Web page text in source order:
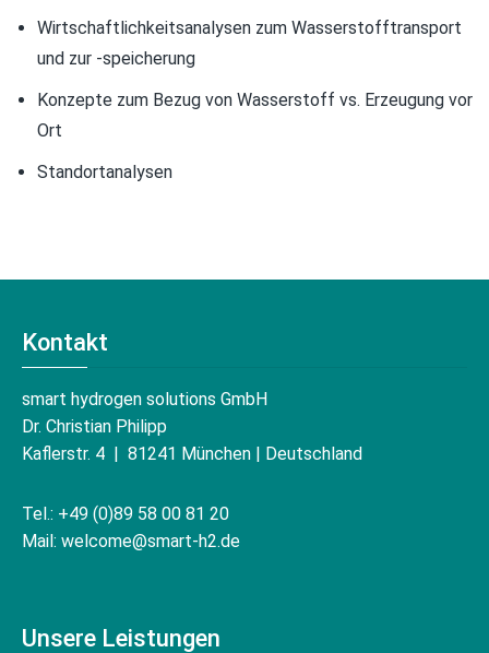
Wirtschaftlichkeitsanalysen zum Wasserstofftransport
und zur -speicherung
Konzepte zum Bezug von Wasserstoff vs. Erzeugung vor
Ort
Standortanalysen
Kontakt
smart hydrogen solutions GmbH
Dr. Christian Philipp
Kaflerstr. 4 | 81241 München | Deutschland
Tel.: +49 (0)89 58 00 81 20
Mail: welcome@smart-h2.de
Unsere Leistungen